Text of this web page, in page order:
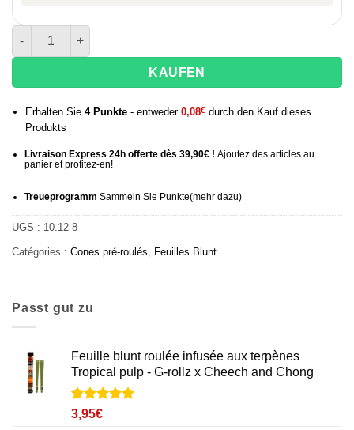
quantité de Feuille blunt aux terpènes G-Rollz x Cheech and
KAUFEN
Erhalten Sie 4Punkte- entweder 0,08€ durch den Kauf dieses
Produkts
Livraison Express 24h offerte dès 39,90€ ! Ajoutez des articles au
panier et profitez-en!
Treueprogramm Sammeln Sie Punkte(mehrdazu)
UGS : 10.12-8
Catégories : Cones pré-roulés Feuilles Blunt
Passt gut zu
Feuille blunt roulée infusée aux terpènes
Tropical pulp - G-rollz x Cheech and Chong
Noté5
2
3,95€